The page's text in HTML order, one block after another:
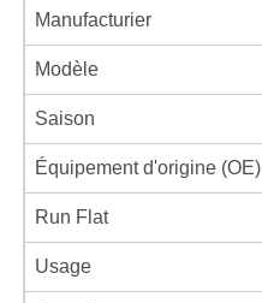
Manufacturier
Modèle
Saison
Équipement d'origine (OE)
Run Flat
Usage